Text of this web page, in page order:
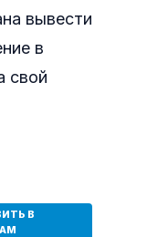
вывести
в
свой
В